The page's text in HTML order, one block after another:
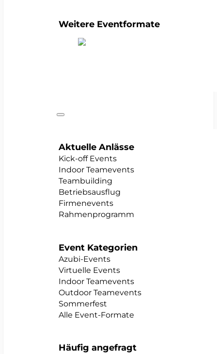
Weitere Eventformate
Aktuelle Anlässe
Kick-off Events
Indoor Teamevents
Teambuilding
Betriebsausflug
Firmenevents
Rahmenprogramm
Event Kategorien
Azubi-Events
Virtuelle Events
Indoor Teamevents
Outdoor Teamevents
Sommerfest
Alle Event-Formate
Häufig angefragt